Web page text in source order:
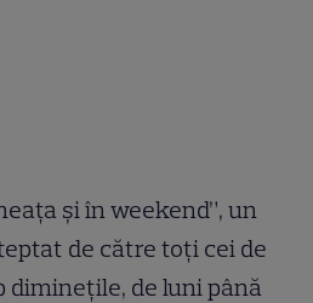
și în weekend”, un
de către toți cei de
diminețile, de luni până